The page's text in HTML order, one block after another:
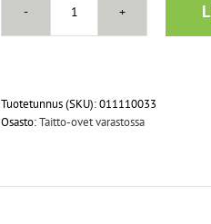
Prido-
taitto-
neliosainen,
hopea,
Tuotetunnus (SKU):011110033
Osasto:Taitto-ovet varastossa